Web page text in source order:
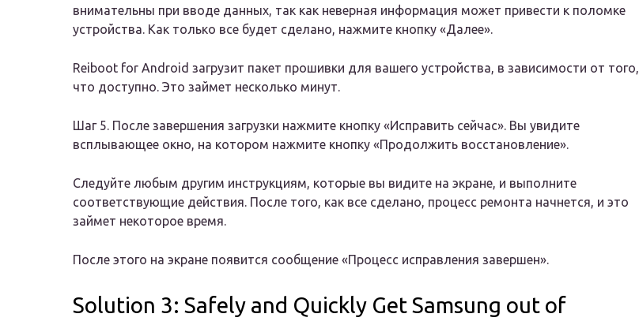
внимательны при вводе данных, так как неверная информация может привести к поломке
устройства. Как только все будет сделано, нажмите кнопку «Далее».
Reiboot for Android загрузит пакет прошивки для вашего устройства, в зависимости от того,
что доступно. Это займет несколько минут.
Шаг 5. После завершения загрузки нажмите кнопку «Исправить сейчас». Вы увидите
всплывающее окно, на котором нажмите кнопку «Продолжить восстановление».
Следуйте любым другим инструкциям, которые вы видите на экране, и выполните
соответствующие действия. После того, как все сделано, процесс ремонта начнется, и это
займет некоторое время.
После этого на экране появится сообщение «Процесс исправления завершен».
Solution 3: Safely and Quickly Get Samsung out of